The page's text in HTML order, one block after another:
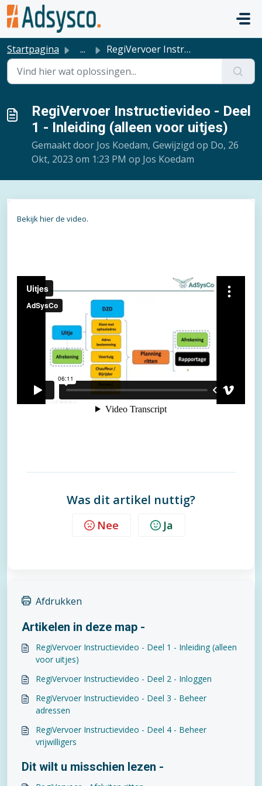
Doorgaan naar hoofdinhoud
Startpagina ... RegiVervoer Instructievideo - Deel 1 - Inleiding (alleen ...
RegiVervoer Instructievideo - Deel
1 - Inleiding (alleen voor uitjes)
Gemaakt door Jos Koedam, Gewijzigd op Do, 26
Okt, 2023 om 1:23 PM op Jos Koedam
Bekijk hier de video.
Was dit artikel nuttig?
Nee Ja
Afdrukken
Artikelen in deze map -
RegiVervoer Instructievideo - Deel 1 - Inleiding (alleen
voor uitjes)
RegiVervoer Instructievideo - Deel 2 - Inloggen
RegiVervoer Instructievideo - Deel 3 - Beheer
adressen
RegiVervoer Instructievideo - Deel 4 - Beheer
vrijwilligers
Dit wilt u misschien lezen -